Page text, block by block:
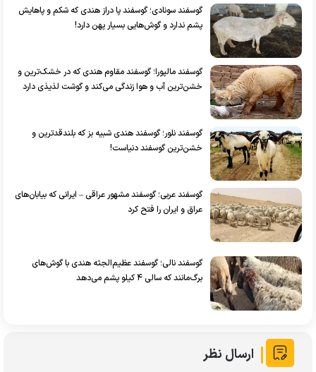
گوسفند سونادی؛ گوسفند پا دراز هندی که شکم و پاهایش
پشم ندارد و گوش‌هایی بسیار پهن دارد!
گوسفند مالپورا؛ گوسفند مقاوم هندی که در خشک‌ترین و
خشن‌ترین آب و هوا زندگی می‌کند و گوشت لذیذی دارد
گوسفند نلور؛ گوسفند هندی شبیه بز که بلندقدترین و
خشن‌ترین گوسفند دنیاست!
گوسفند عربی؛ گوسفند مشهور عراقی – ایرانی که بیابان‌های
عراق و ایران را فتح کرد
گوسفند نالی؛ گوسفند عظیم‌الجثه هندی با گوش‌های
برگ‌مانند که سالی ۴ کیلو پشم می‌دهد
ارسال نظر